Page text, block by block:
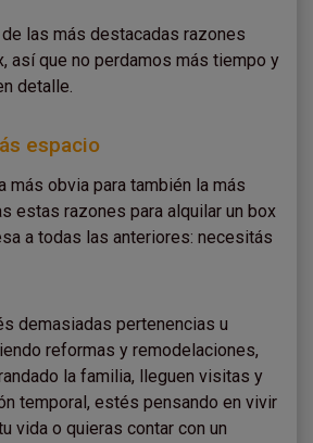
las más destacadas razones
así que no perdamos más tiempo y
detalle.
espacio
más obvia para también la más
estas razones para alquilar un box
a todas las anteriores: necesitás
demasiadas pertenencias u
reformas y remodelaciones,
la familia, lleguen visitas y
temporal, estés pensando en vivir
vida o quieras contar con un